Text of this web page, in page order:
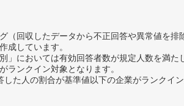
回収したデータから不正回答や異常値を排
成しています。
においては有効回答者数が規定人数を満
ランクイン対象となります。
た人の割合が基準値以下の企業がランクイン